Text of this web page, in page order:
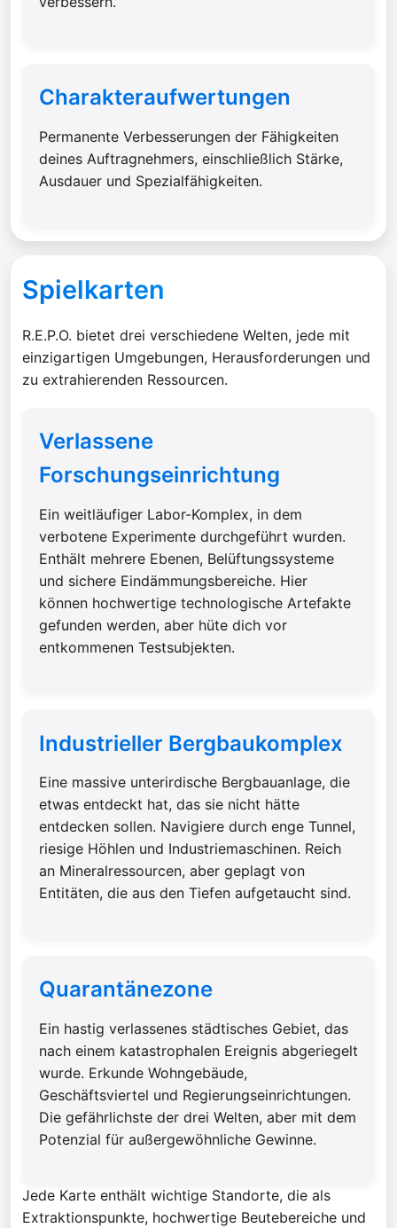
Charakteraufwertungen
Permanente Verbesserungen der Fähigkeiten
deines Auftragnehmers, einschließlich Stärke,
Ausdauer und Spezialfähigkeiten.
Spielkarten
R.E.P.O. bietet drei verschiedene Welten, jede mit
einzigartigen Umgebungen, Herausforderungen und
zu extrahierenden Ressourcen.
Verlassene
Forschungseinrichtung
Ein weitläufiger Labor-Komplex, in dem
verbotene Experimente durchgeführt wurden.
Enthält mehrere Ebenen, Belüftungssysteme
und sichere Eindämmungsbereiche. Hier
können hochwertige technologische Artefakte
gefunden werden, aber hüte dich vor
entkommenen Testsubjekten.
Industrieller Bergbaukomplex
Eine massive unterirdische Bergbauanlage, die
etwas entdeckt hat, das sie nicht hätte
entdecken sollen. Navigiere durch enge Tunnel,
riesige Höhlen und Industriemaschinen. Reich
an Mineralressourcen, aber geplagt von
Entitäten, die aus den Tiefen aufgetaucht sind.
Quarantänezone
Ein hastig verlassenes städtisches Gebiet, das
nach einem katastrophalen Ereignis abgeriegelt
wurde. Erkunde Wohngebäude,
Geschäftsviertel und Regierungseinrichtungen.
Die gefährlichste der drei Welten, aber mit dem
Potenzial für außergewöhnliche Gewinne.
Jede Karte enthält wichtige Standorte, die als
Extraktionspunkte, hochwertige Beutebereiche und